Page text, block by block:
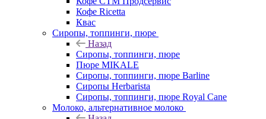
Кофе Ricetta
Квас
Сиропы, топпинги, пюре
Назад
Сиропы, топпинги, пюре
Пюре MIKALE
Сиропы, топпинги, пюре Barline
Сиропы Herbarista
Сиропы, топпинги, пюре Royal Cane
Молоко, альтернативное молоко